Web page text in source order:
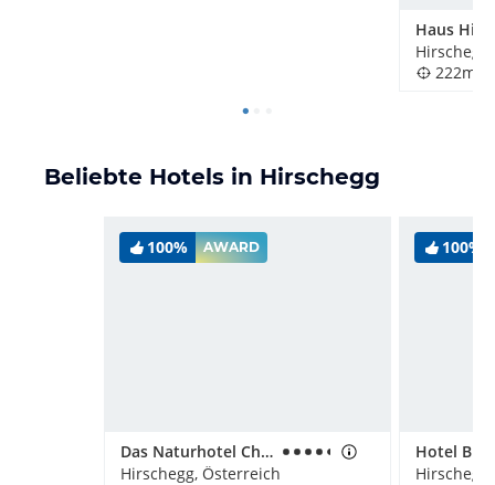
Haus
222m
Beliebte Hotels in Hirschegg
100% AWARD
Das Naturhotel Chesa Valisa
Hirschegg, Österreich
100%
Hotel